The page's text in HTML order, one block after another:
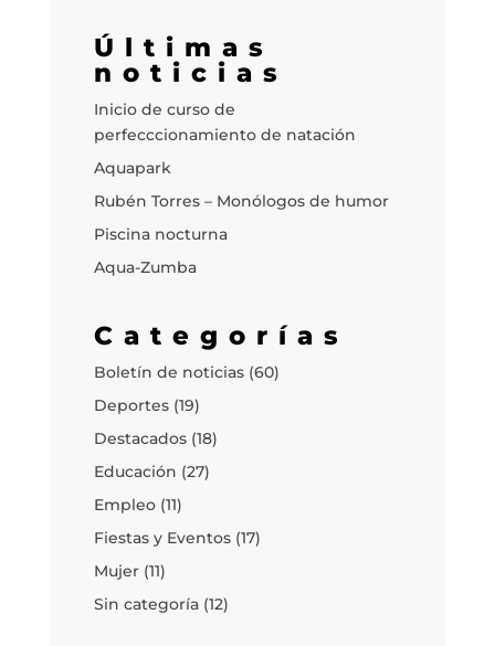
Últimas
noticias
Inicio de curso de
perfecccionamiento de natación
Aquapark
Rubén Torres – Monólogos de humor
Piscina nocturna
Aqua-Zumba
Categorías
Boletín de noticias(60)
Deportes(19)
Destacados(18)
Educación (27)
Empleo(11)
Fiestas y Eventos(17)
Mujer(11)
Sin categoría(12)